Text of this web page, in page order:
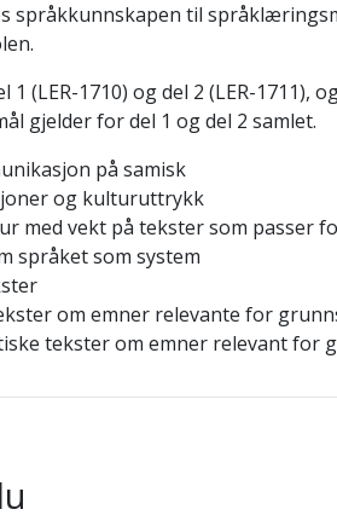
språkkunnskapen til
1 (LER-1710) og del 2 (LER-1711),
gjelder for del 1 og del 2 samlet.
på samisk
og kulturuttrykk
med vekt på tekster som passer
språket som system
om emner relevante for
tekster om emner relevant for